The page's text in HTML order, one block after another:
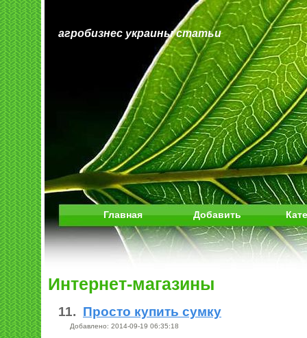
агробизнес украины статьи
Главная Добавить
Интернет-магазины
11. Просто купить сумку
Добавлено: 2014-09-19 06:35:18